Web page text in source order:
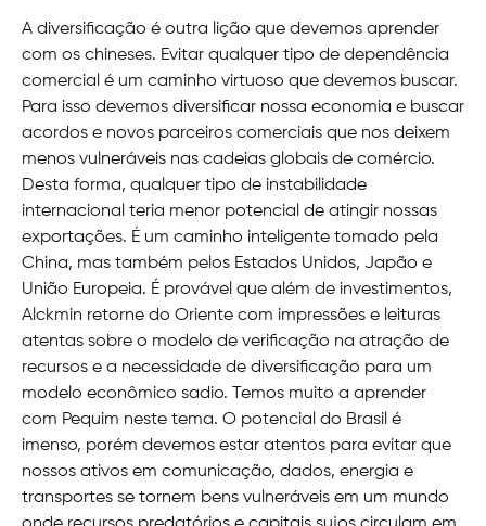
A diversificação é outra lição que devemos aprender
com os chineses. Evitar qualquer tipo de dependência
comercial é um caminho virtuoso que devemos buscar.
Para isso devemos diversificar nossa economia e buscar
acordos e novos parceiros comerciais que nos deixem
menos vulneráveis nas cadeias globais de comércio.
Desta forma, qualquer tipo de instabilidade
internacional teria menor potencial de atingir nossas
exportações. É um caminho inteligente tomado pela
China, mas também pelos Estados Unidos, Japão e
União Europeia. É provável que além de investimentos,
Alckmin retorne do Oriente com impressões e leituras
atentas sobre o modelo de verificação na atração de
recursos e a necessidade de diversificação para um
modelo econômico sadio. Temos muito a aprender
com Pequim neste tema. O potencial do Brasil é
imenso, porém devemos estar atentos para evitar que
nossos ativos em comunicação, dados, energia e
transportes se tornem bens vulneráveis em um mundo